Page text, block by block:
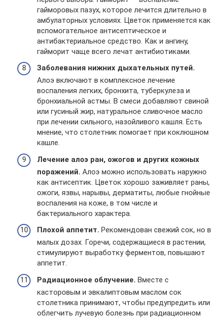
гайморовых пазух, которое лечится длительно в
амбулаторных условиях. Цветок применяется как
вспомогательное антисептическое и
антибактериальное средство. Как и ангину,
гайморит чаще всего лечат антибиотиками.
Заболевания нижних дыхательных путей.
Алоэ включают в комплексное лечение
воспаления легких, бронхита, туберкулеза и
бронхиальной астмы. В смеси добавляют свиной
или гусиный жир, натуральное сливочное масло
при лечении сильного, назойливого кашля. Есть
мнение, что столетник помогает при коклюшном
кашле.
Лечение алоэ ран, ожогов и других кожных
поражений. Алоэ можно использовать наружно
как антисептик. Цветок хорошо заживляет раны,
ожоги, язвы, нарывы, дерматиты, любые гнойные
воспаления на коже, в том числе и
бактериального характера.
Плохой аппетит. Рекомендован свежий сок, но в
малых дозах. Горечи, содержащиеся в растении,
стимулируют выработку ферментов, повышают
аппетит.
Радиационное облучение. Вместе с
касторовым и эвкалиптовым маслом сок
столетника принимают, чтобы предупредить или
облегчить лучевую болезнь при радиационном